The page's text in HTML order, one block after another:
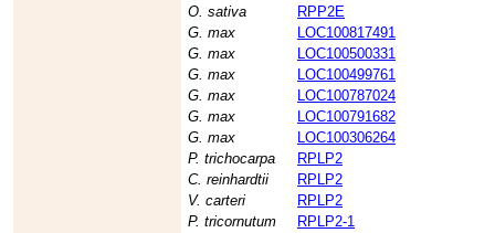
O. sativa
RPP2E
G. max
LOC100817491
G. max
LOC100500331
G. max
LOC100499761
G. max
LOC100787024
G. max
LOC100791682
G. max
LOC100306264
P. trichocarpa
RPLP2
C. reinhardtii
RPLP2
V. carteri
RPLP2
P. tricornutum
RPLP2-1